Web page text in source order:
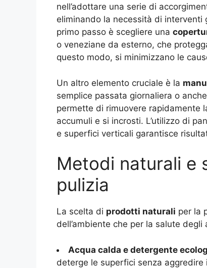
nell’adottare una serie di
eliminando la necessità di interventi
primo passo è scegliere una
o veneziane da esterno, che
questo modo, si minimizzano le
Un altro elemento cruciale è la
semplice passata giornaliera o
permette di rimuovere rapidamente
accumuli e si incrosti. L’utilizzo di
e superfici verticali garantisce
Metodi naturali e
pulizia
La scelta di prodotti naturali per la
dell’ambiente che per la salute
Acqua calda e detergente
deterge le superfici senza